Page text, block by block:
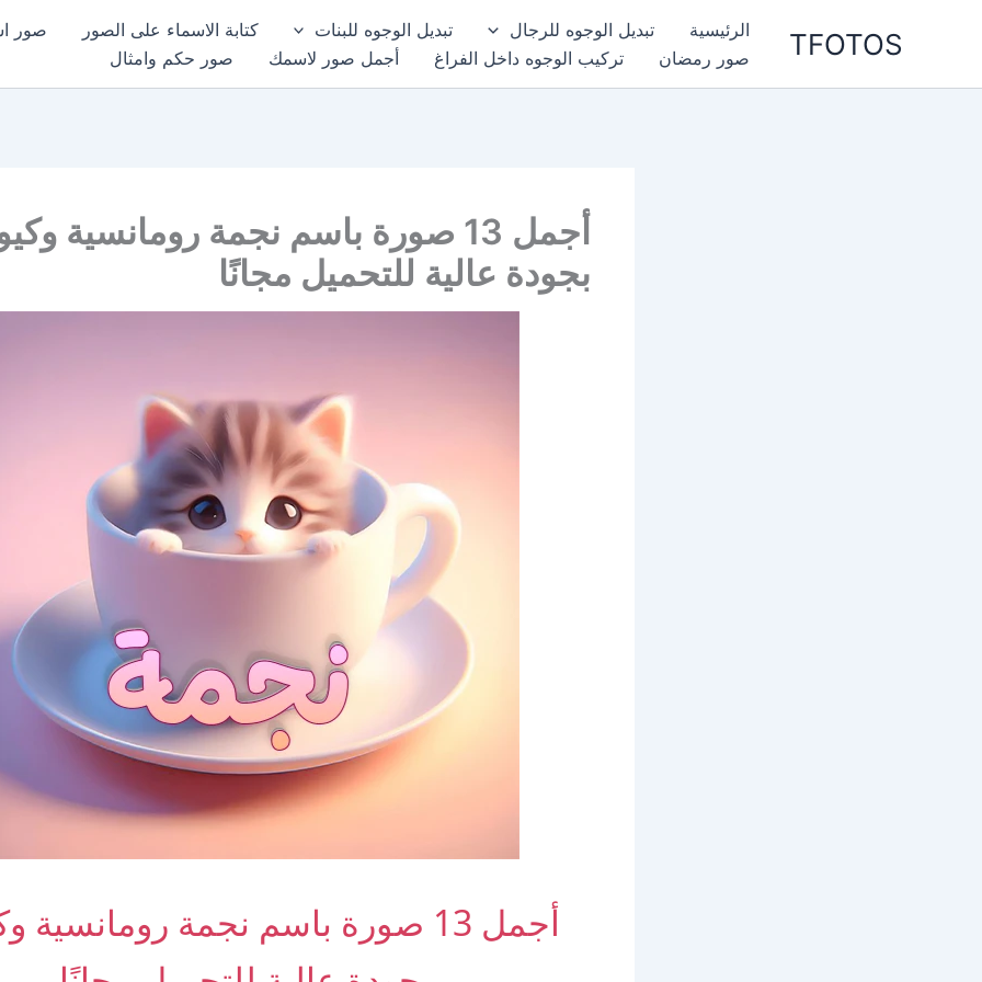
TFOTOS الرئيسية تبديل الوجوه للرجال تبديل الوجوه للبنات كتابة الاسماء على الصور
صور
صور رمضان
تركيب الوجوه داخل الفراغ أجمل صور لاسمك صور حكم وامثال
أجمل 13 صورة باسم نجمة رومانسية
بجودة عالية للتحميل مجانًا
أجمل 13 صورة باسم نجمة رومانسية